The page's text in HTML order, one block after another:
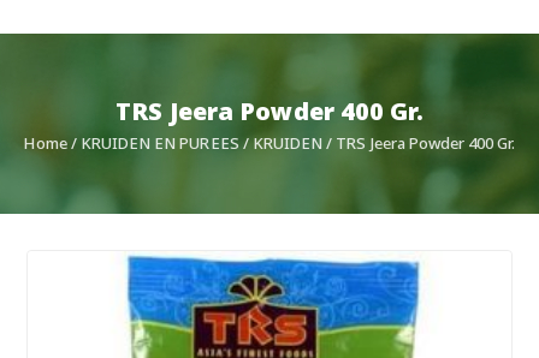
TRS Jeera Powder 400 Gr.
Home/ KRUIDEN EN PUREES / KRUIDEN / TRS Jeera Powder 400 Gr.